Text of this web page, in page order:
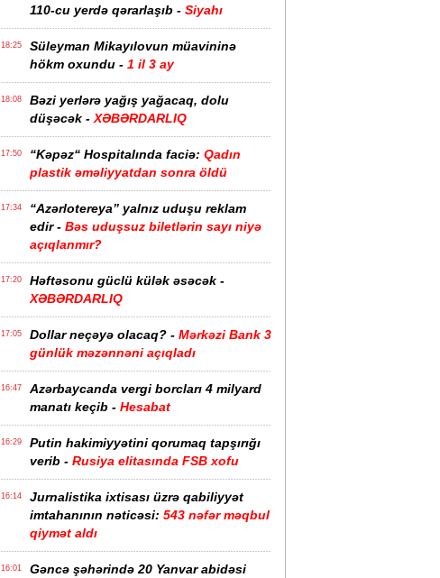
110-cu yerdə qərarlaşıb - Siyahı
18:25
Süleyman Mikayılovun müavininə
hökm oxundu - 1 il 3 ay
18:08
Bəzi yerlərə yağış yağacaq, dolu
düşəcək - XƏBƏRDARLIQ
17:50 “Kəpəz“ Hospitalında faciə: Qadın
plastik əməliyyatdan sonra öldü
17:34
“Azərlotereya” yalnız uduşu reklam
edir - Bəs uduşsuz biletlərin sayı niyə
açıqlanmır?
17:20
Həftəsonu güclü külək əsəcək -
XƏBƏRDARLIQ
17:05 Dollar neçəyə olacaq? - Mərkəzi Bank 3
günlük məzənnəni açıqladı
16:47
Azərbaycanda vergi borcları 4 milyard
manatı keçib - Hesabat
16:29
Putin hakimiyyətini qorumaq tapşırığı
verib - Rusiya elitasında FSB xofu
16:14
Jurnalistika ixtisası üzrə qabiliyyət
imtahanının nəticəsi: 543 nəfər məqbul
qiymət aldı
16:01
Gəncə şəhərində 20 Yanvar abidəsi